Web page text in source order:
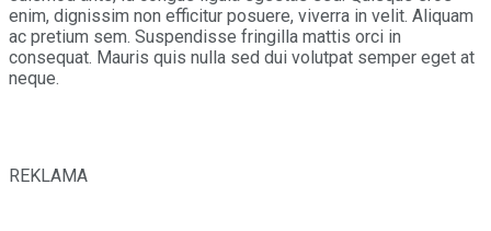
enim, dignissim non efficitur posuere, viverra in velit. Aliquam
ac pretium sem. Suspendisse fringilla mattis orci in
consequat. Mauris quis nulla sed dui volutpat semper eget at
neque.
REKLAMA